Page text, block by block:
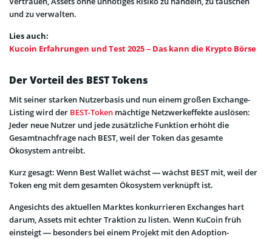
und zu verwalten.
Lies auch:
Kucoin Erfahrungen und Test 2025 – Das kann die Krypto Börse
Der Vorteil des BEST Tokens
Mit seiner starken Nutzerbasis und nun einem großen Exchange-
Listing wird der BEST-Token mächtige Netzwerkeffekte auslösen:
Jeder neue Nutzer und jede zusätzliche Funktion erhöht die
Gesamtnachfrage nach BEST, weil der Token das gesamte
Ökosystem antreibt.
Kurz gesagt: Wenn Best Wallet wächst — wächst BEST mit, weil der
Token eng mit dem gesamten Ökosystem verknüpft ist.
Angesichts des aktuellen Marktes konkurrieren Exchanges hart
darum, Assets mit echter Traktion zu listen. Wenn KuCoin früh
einsteigt — besonders bei einem Projekt mit den Adoption-